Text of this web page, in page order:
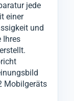
Glas
jede
einer
und
Ihres
Mobilgeräts